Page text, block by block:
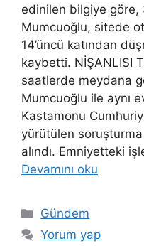
edinilen bilgiye göre,
Mumcuoğlu, sitede
14’üncü katından
kaybetti. NİŞANLISI
saatlerde meydana
Mumcuoğlu ile aynı
Kastamonu
yürütülen
alındı. Emniyetteki
Devamını oku
Kategoriler
Gündem
Yorum yap